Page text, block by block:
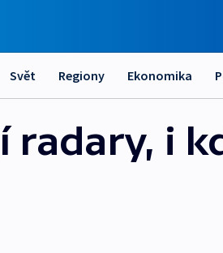
Svět Regiony Ekonomika
radary, i